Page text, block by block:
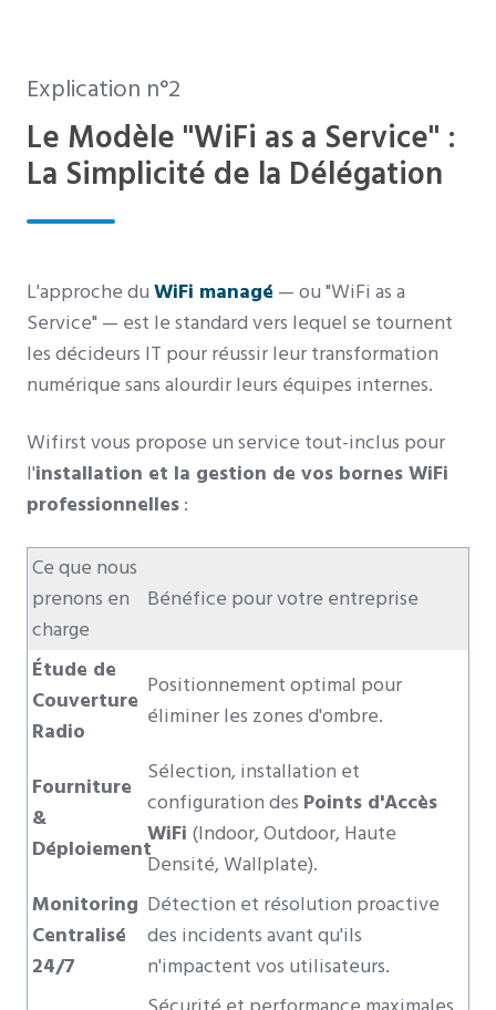
Explication n°2
Le Modèle "WiFi as a Service" :
La Simplicité de la Délégation
L'approche du WiFi managé — ou "WiFi as a
Service" — est le standard vers lequel se tournent
les décideurs IT pour réussir leur transformation
numérique sans alourdir leurs équipes internes.
Wifirst vous propose un service tout-inclus pour
l'installation et la gestion de vos bornes WiFi
professionnelles :
Ce que nous
prenons en
charge
Bénéfice pour votre entreprise
Étude de
Couverture
Radio
Positionnement optimal pour
éliminer les zones d'ombre.
Fourniture
&
Déploiement
Sélection, installation et
configuration des Points d'Accès
WiFi (Indoor, Outdoor, Haute
Densité, Wallplate).
Monitoring
Centralisé
24/7
Détection et résolution proactive
des incidents avant qu'ils
n'impactent vos utilisateurs.